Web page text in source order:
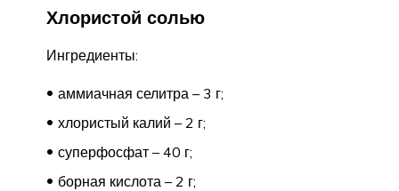
Хлористой солью
Ингредиенты:
аммиачная селитра – 3 г;
хлористый калий – 2 г;
суперфосфат – 40 г;
борная кислота – 2 г;